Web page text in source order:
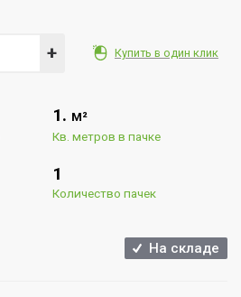
Купить в один клик
+
1. М²
Кв. метров в пачке
1
Количество пачек
На складе